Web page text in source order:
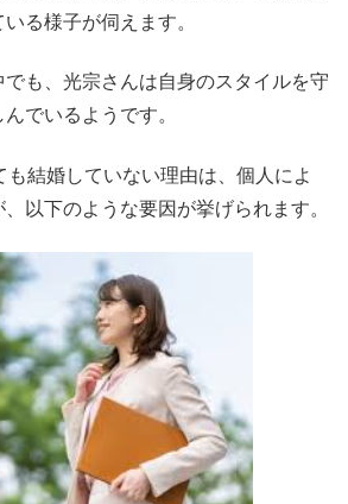
る様子が伺えます。
も、光宗さんは自身のスタイルを守
でいるようです。
結婚していない理由は、個人によ
以下のような要因が挙げられます。